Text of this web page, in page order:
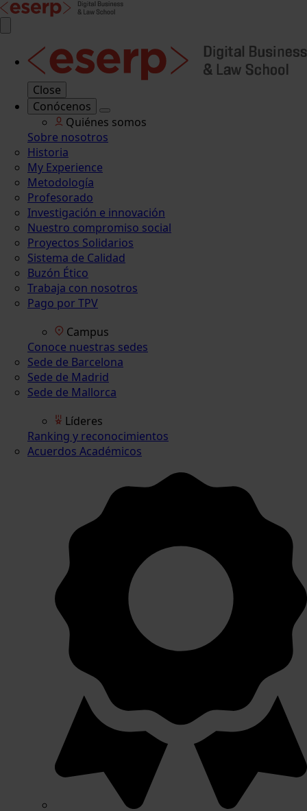
Close
Conócenos
Quiénes somos
Sobre nosotros
Historia
My Experience
Metodología
Profesorado
Investigación e innovación
Nuestro compromiso social
Proyectos Solidarios
Sistema de Calidad
Buzón Ético
Trabaja con nosotros
Pago por TPV
Campus
Conoce nuestras sedes
Sede de Barcelona
Sede de Madrid
Sede de Mallorca
Líderes
Ranking y reconocimientos
Acuerdos Académicos